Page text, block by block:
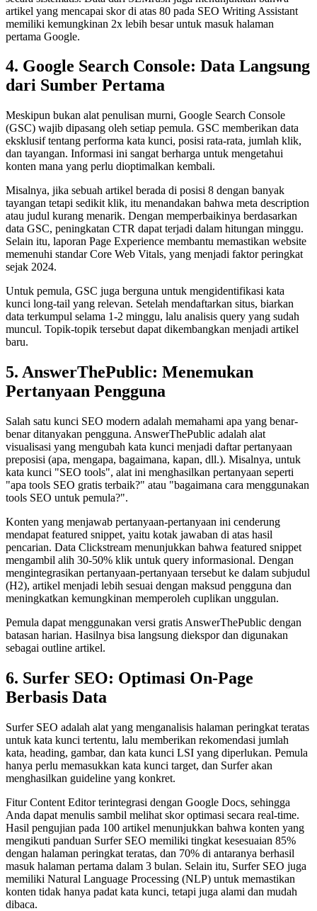
artikel yang mencapai skor di atas 80 pada SEO Writing Assistant
memiliki kemungkinan 2x lebih besar untuk masuk halaman
pertama Google.
4. Google Search Console: Data Langsung
dari Sumber Pertama
Meskipun bukan alat penulisan murni, Google Search Console
(GSC) wajib dipasang oleh setiap pemula. GSC memberikan data
eksklusif tentang performa kata kunci, posisi rata-rata, jumlah klik,
dan tayangan. Informasi ini sangat berharga untuk mengetahui
konten mana yang perlu dioptimalkan kembali.
Misalnya, jika sebuah artikel berada di posisi 8 dengan banyak
tayangan tetapi sedikit klik, itu menandakan bahwa meta description
atau judul kurang menarik. Dengan memperbaikinya berdasarkan
data GSC, peningkatan CTR dapat terjadi dalam hitungan minggu.
Selain itu, laporan Page Experience membantu memastikan website
memenuhi standar Core Web Vitals, yang menjadi faktor peringkat
sejak 2024.
Untuk pemula, GSC juga berguna untuk mengidentifikasi kata
kunci long-tail yang relevan. Setelah mendaftarkan situs, biarkan
data terkumpul selama 1-2 minggu, lalu analisis query yang sudah
muncul. Topik-topik tersebut dapat dikembangkan menjadi artikel
baru.
5. AnswerThePublic: Menemukan
Pertanyaan Pengguna
Salah satu kunci SEO modern adalah memahami apa yang benar-
benar ditanyakan pengguna. AnswerThePublic adalah alat
visualisasi yang mengubah kata kunci menjadi daftar pertanyaan
preposisi (apa, mengapa, bagaimana, kapan, dll.). Misalnya, untuk
kata kunci "SEO tools", alat ini menghasilkan pertanyaan seperti
"apa tools SEO gratis terbaik?" atau "bagaimana cara menggunakan
tools SEO untuk pemula?".
Konten yang menjawab pertanyaan-pertanyaan ini cenderung
mendapat featured snippet, yaitu kotak jawaban di atas hasil
pencarian. Data Clickstream menunjukkan bahwa featured snippet
mengambil alih 30-50% klik untuk query informasional. Dengan
mengintegrasikan pertanyaan-pertanyaan tersebut ke dalam subjudul
(H2), artikel menjadi lebih sesuai dengan maksud pengguna dan
meningkatkan kemungkinan memperoleh cuplikan unggulan.
Pemula dapat menggunakan versi gratis AnswerThePublic dengan
batasan harian. Hasilnya bisa langsung diekspor dan digunakan
sebagai outline artikel.
6. Surfer SEO: Optimasi On-Page
Berbasis Data
Surfer SEO adalah alat yang menganalisis halaman peringkat teratas
untuk kata kunci tertentu, lalu memberikan rekomendasi jumlah
kata, heading, gambar, dan kata kunci LSI yang diperlukan. Pemula
hanya perlu memasukkan kata kunci target, dan Surfer akan
menghasilkan guideline yang konkret.
Fitur Content Editor terintegrasi dengan Google Docs, sehingga
Anda dapat menulis sambil melihat skor optimasi secara real-time.
Hasil pengujian pada 100 artikel menunjukkan bahwa konten yang
mengikuti panduan Surfer SEO memiliki tingkat kesesuaian 85%
dengan halaman peringkat teratas, dan 70% di antaranya berhasil
masuk halaman pertama dalam 3 bulan. Selain itu, Surfer SEO juga
memiliki Natural Language Processing (NLP) untuk memastikan
konten tidak hanya padat kata kunci, tetapi juga alami dan mudah
dibaca.